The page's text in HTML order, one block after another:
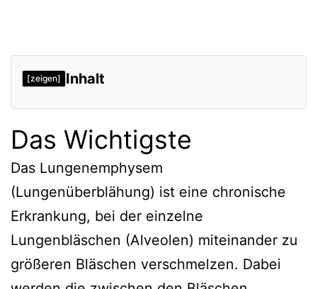
[zeigen] Inhalt
Das Wichtigste
Das Lungenemphysem
(Lungenüberblähung) ist eine chronische
Erkrankung, bei der einzelne
Lungenbläschen (Alveolen) miteinander zu
größeren Bläschen verschmelzen. Dabei